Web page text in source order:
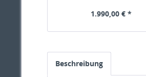
1.990,00 € *
Beschreibung